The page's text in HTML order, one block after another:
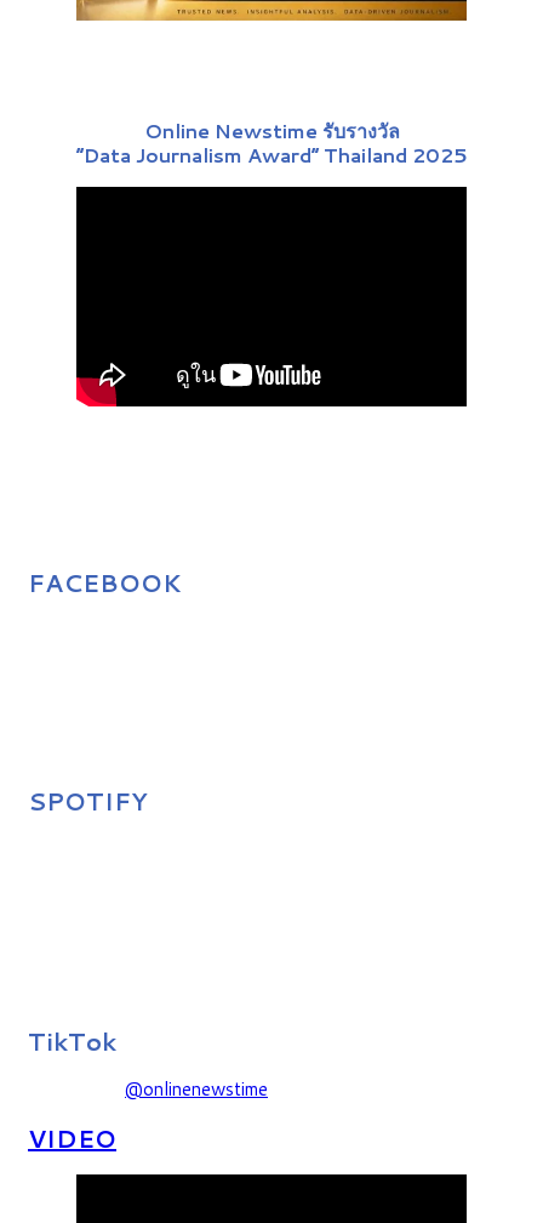
Online Newstime รับรางวัล
“Data Journalism Award” Thailand 2025
FACEBOOK
SPOTIFY
TikTok
@onlinenewstime
VIDEO